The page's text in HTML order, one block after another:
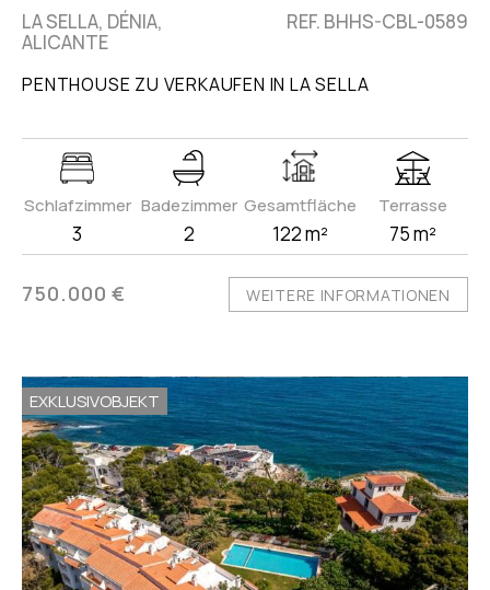
LA SELLA, DÉNIA,
ALICANTE
REF. BHHS-CBL-0589
PENTHOUSE ZU VERKAUFEN IN LA SELLA
Schlafzimmer
3
Badezimmer
2
Gesamtfläche
122 m²
Terrasse
75 m²
750.000 € WEITERE INFORMATIONEN
EXKLUSIVOBJEKT